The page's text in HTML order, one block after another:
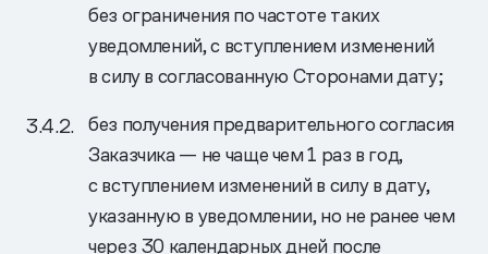
без ограничения по частоте таких
уведомлений, с вступлением изменений
в силу в согласованную Сторонами дату;
без получения предварительного согласия
Заказчика — не чаще чем 1 раз в год,
с вступлением изменений в силу в дату,
указанную в уведомлении, но не ранее чем
через 30 календарных дней после